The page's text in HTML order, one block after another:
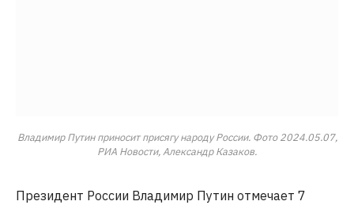
Владимир Путин приносит присягу народу России. Фото 2024.05.07,
РИА Новости, Александр Казаков.
Президент России Владимир Путин отмечает 7